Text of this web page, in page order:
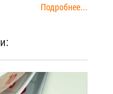
Подробнее...